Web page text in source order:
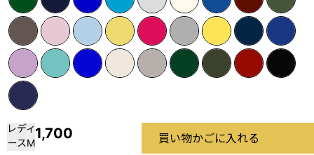
レディ
ースM
1,700 買い物かごに入れる